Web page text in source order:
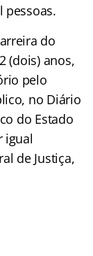
pessoas.
do
(dois) anos,
pelo
no Diário
do Estado
igual
de Justiça,